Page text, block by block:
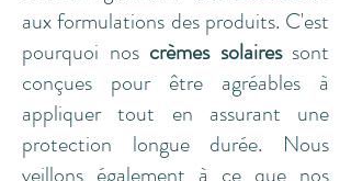
aux formulations des produits. C'est
pourquoi nos crèmes solairessont
conçues pour être agréables à
appliquer tout en assurant une
protection longue durée. Nous